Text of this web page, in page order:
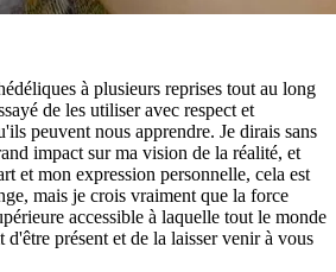
à plusieurs reprises tout au long
de les utiliser avec respect et
peuvent nous apprendre. Je dirais sans
impact sur ma vision de la réalité, et
et mon expression personnelle, cela est
mais je crois vraiment que la force
accessible à laquelle tout le monde
présent et de la laisser venir à vous